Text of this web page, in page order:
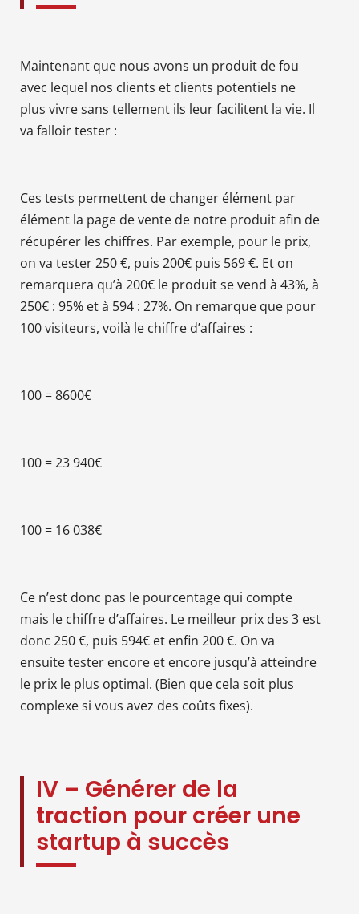
Maintenant que nous avons un produit de fou
avec lequel nos clients et clients potentiels ne
plus vivre sans tellement ils leur facilitent la vie. Il
va falloir tester :
Ces tests permettent de changer élément par
élément la page de vente de notre produit afin de
récupérer les chiffres. Par exemple, pour le prix,
on va tester 250 €, puis 200€ puis 569 €. Et on
remarquera qu’à 200€ le produit se vend à 43%, à
250€ : 95% et à 594 : 27%. On remarque que pour
100 visiteurs, voilà le chiffre d’affaires :
100 = 8600€
100 = 23 940€
100 = 16 038€
Ce n’est donc pas le pourcentage qui compte
mais le chiffre d’affaires. Le meilleur prix des 3 est
donc 250 €, puis 594€ et enfin 200 €. On va
ensuite tester encore et encore jusqu’à atteindre
le prix le plus optimal. (Bien que cela soit plus
complexe si vous avez des coûts fixes).
IV – Générer de la
traction pour créer une
startup à succès